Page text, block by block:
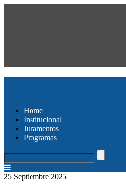
Home
Institucional
Juramentos
Programas
25 Septiembre 2025